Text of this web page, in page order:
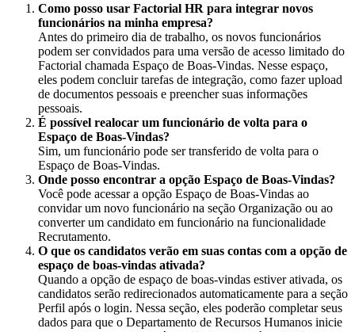
Como posso usar Factorial HR para integrar novos
funcionários na minha empresa?
Antes do primeiro dia de trabalho, os novos funcionários
podem ser convidados para uma versão de acesso limitado do
Factorial chamada Espaço de Boas-Vindas. Nesse espaço,
eles podem concluir tarefas de integração, como fazer upload
de documentos pessoais e preencher suas informações
pessoais.
É possível realocar um funcionário de volta para o
Espaço de Boas-Vindas?
Sim, um funcionário pode ser transferido de volta para o
Espaço de Boas-Vindas.
Onde posso encontrar a opção Espaço de Boas-Vindas?
Você pode acessar a opção Espaço de Boas-Vindas ao
convidar um novo funcionário na seção Organização ou ao
converter um candidato em funcionário na funcionalidade
Recrutamento.
O que os candidatos verão em suas contas com a opção de
espaço de boas-vindas ativada?
Quando a opção de espaço de boas-vindas estiver ativada, os
candidatos serão redirecionados automaticamente para a seção
Perfil após o login. Nessa seção, eles poderão completar seus
dados para que o Departamento de Recursos Humanos inicie